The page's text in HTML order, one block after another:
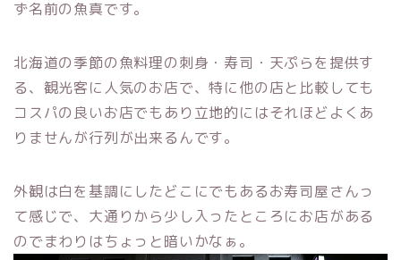
ず名前の魚真です。
北海道の季節の魚料理の刺身・寿司・天ぷらを提供す
る、観光客に人気のお店で、特に他の店と比較しても
コスパの良いお店でもあり立地的にはそれほどよくあ
りませんが行列が出来るんです。
外観は白を基調にしたどこにでもあるお寿司屋さんっ
て感じで、大通りから少し入ったところにお店がある
のでまわりはちょっと暗いかなぁ。